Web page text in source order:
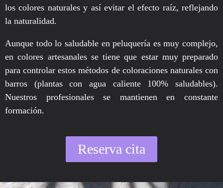
los colores naturales y así evitar el efecto raíz, reflejando
la naturalidad.
Aunque todo lo saludable en peluquería es muy complejo,
en colores artesanales se tiene que estar muy preparado
para controlar estos métodos de coloraciones naturales con
barros (plantas con agua caliente 100% saludables).
Nuestros profesionales se mantienen en constante
formación.
Reserva cita